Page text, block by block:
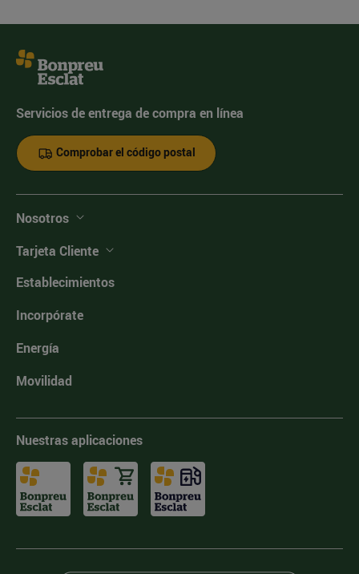
Servicios de entrega de compra en línea
Comprobar el código postal
Nosotros
Tarjeta Cliente
Establecimientos
Incorpórate
Energía
Movilidad
Nuestras aplicaciones